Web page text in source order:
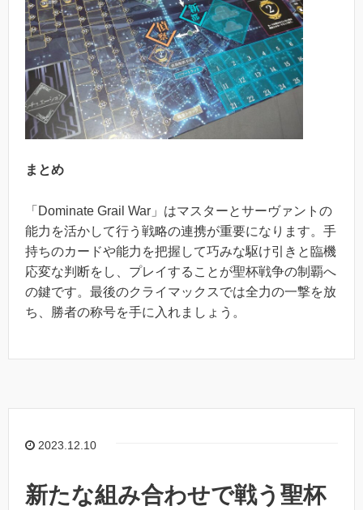
まとめ
「Dominate Grail War」はマスターとサーヴァントの
能力を活かして行う戦略の連携が重要になります。手
持ちのカードや能力を把握して巧みな駆け引きと臨機
応変な判断をし、プレイすることが聖杯戦争の制覇へ
の鍵です。最後のクライマックスでは全力の一撃を放
ち、勝者の称号を手に入れましょう。
2023.12.10
新たな組み合わせで戦う聖杯